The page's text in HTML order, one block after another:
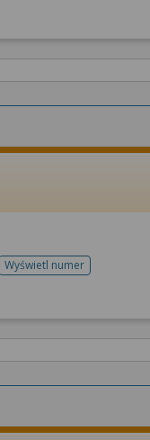
Wyświetl numertelefonu do rejestracji